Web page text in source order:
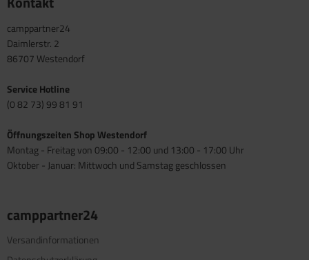
camppartner24
Daimlerstr. 2
86707 Westendorf
Service Hotline
(0 82 73) 99 81 91
Öffnungszeiten Shop Westendorf
Montag - Freitag von 09:00 - 12:00 und 13:00 - 17:00 Uhr
Oktober - Januar: Mittwoch und Samstag geschlossen
camppartner24
Versandinformationen